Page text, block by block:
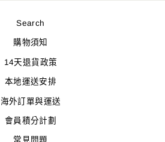
Search
購物須知
14天退貨政策
本地運送安排
海外訂單與運送
會員積分計劃
常見問題